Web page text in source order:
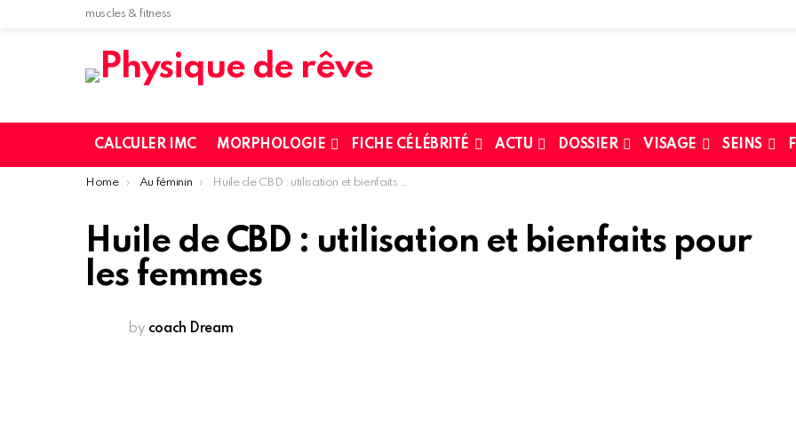
muscles & fitness
CALCULER IMC MORPHOLOGIE FICHE CÉLÉBRITÉ ACTU DOSSIER VISAGE SEINS
You are here:
Home Au féminin Huile de CBD : utilisation et bienfaits pour les femmes
Huile de CBD : utilisation et bienfaits pour
les femmes
by coach Dream